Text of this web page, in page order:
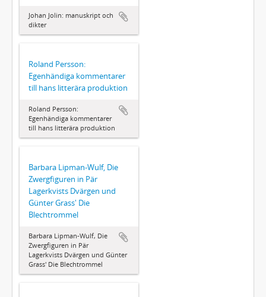
Johan Jolin: manuskript och
dikter
Roland Persson:
Egenhändiga kommentarer
till hans litterära produktion
Roland Persson:
Egenhändiga kommentarer
till hans litterära produktion
Barbara Lipman-Wulf, Die
Zwergfiguren in Pär
Lagerkvists Dvärgen und
Günter Grass' Die
Blechtrommel
Barbara Lipman-Wulf, Die
Zwergfiguren in Pär
Lagerkvists Dvärgen und Günter
Grass' Die Blechtrommel